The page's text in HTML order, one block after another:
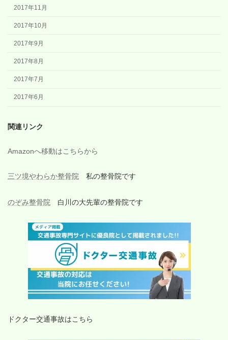
2017年11月
2017年10月
2017年9月
2017年8月
2017年7月
2017年6月
関連リンク
Amazonへ移動はこちらから
三ツ境やわらか整骨院 私の整骨院です
のぞみ整骨院 白川の大先輩の整骨院です
ドクター交通事故はこちら